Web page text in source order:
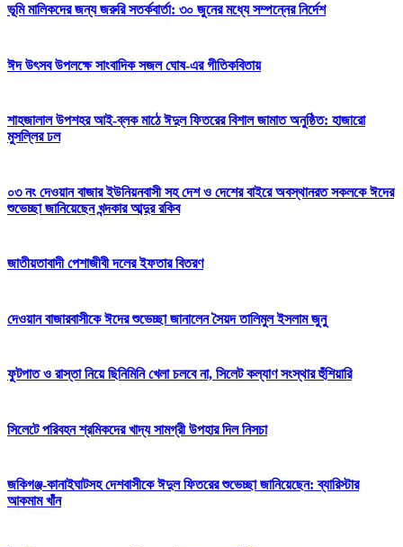
ভূমি মালিকদের জন্য জরুরি সতর্কবার্তা: ৩০ জুনের মধ্যে সম্পন্নের নির্দেশ
ঈদ উৎসব উপলক্ষে সাংবাদিক সজল ঘোষ-এর গীতিকবিতায়
শাহজালাল উপশহর আই-ব্লক মাঠে ঈদুল ফিতরের বিশাল জামাত অনুষ্ঠিত: হাজারো
মুসল্লির ঢল
০৩ নং দেওয়ান বাজার ইউনিয়নবাসী সহ দেশ ও দেশের বাইরে অবস্থানরত সকলকে ঈদের
শুভেচ্ছা জানিয়েছেন খন্দকার আব্দুর রকিব
জাতীয়তাবাদী পেশাজীবী দলের ইফতার বিতরণ
দেওয়ান বাজারবাসীকে ঈদের শুভেচ্ছা জানালেন সৈয়দ তালিমুল ইসলাম জুনু
ফুটপাত ও রাস্তা নিয়ে ছিনিমিনি খেলা চলবে না, সিলেট কল্যাণ সংস্থার হুঁশিয়ারি
সিলেটে পরিবহন শ্রমিকদের খাদ্য সামগ্রী উপহার দিল নিসচা
জকিগঞ্জ-কানাইঘাটসহ দেশবাসীকে ঈদুল ফিতরের শুভেচ্ছা জানিয়েছেন: ব্যারিস্টার
আকমাম খাঁন